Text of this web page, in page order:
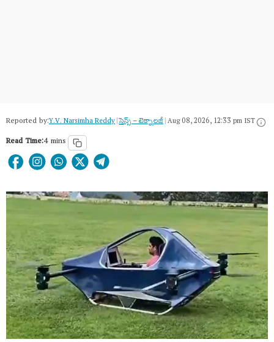
Reported by:Y.V. Narsimha Reddy|సైన్స్​ – టెక్నాలజీ|Aug 08, 2026, 12:33 pm IST
Read Time:4 mins